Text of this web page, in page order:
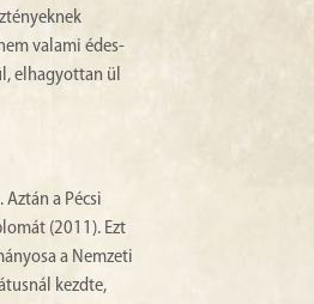
valami édes-
elhagyottan ül
a Pécsi
(2011). Ezt
a Nemzeti
kezdte,